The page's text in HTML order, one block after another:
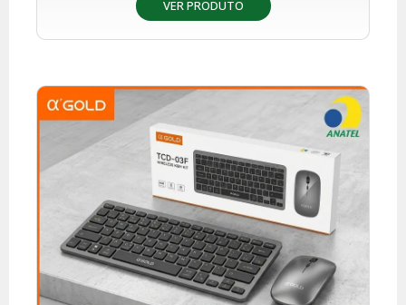
VER PRODUTO